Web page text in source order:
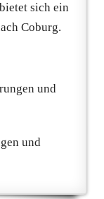
sich ein
Coburg.
und
und